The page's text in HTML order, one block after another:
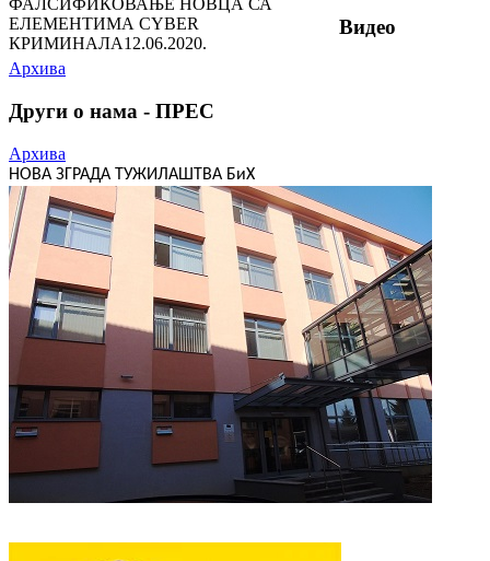
ФАЛСИФИКОВАЊЕ НОВЦА СА
ЕЛЕМЕНТИМА CYBER
КРИМИНАЛА12.06.2020.
Видео
Архива
Други о нама - ПРЕС
Архива
НОВА ЗГРАДА ТУЖИЛАШТВА БиХ